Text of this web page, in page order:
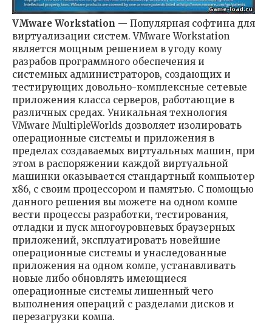
VMware Workstation — Популярная софтина для
виртуализации систем. VMware Workstation
является мощным решением в угоду кому
разрабов программного обеспечения и
системных администраторов, создающих и
тестирующих довольно-комплексные сетевые
приложения класса серверов, работающие в
различных средах. Уникальная технология
VMware MultipleWorlds дозволяет изолировать
операционные системы и приложения в
пределах создаваемых виртуальных машин, при
этом в распоряжении каждой виртуальной
машинки оказывается стандартный компьютер
x86, с своим процессором и памятью. С помощью
данного решения вы можете на одном компе
вести процессы разработки, тестирования,
отладки и пуск многоуровневых браузерных
приложений, эксплуатировать новейшие
операционные системы и унаследованные
приложения на одном компе, устанавливать
новые либо обновлять имеющиеся
операционные системы лишенный чего
выполнения операций с разделами дисков и
перезагрузки компа.